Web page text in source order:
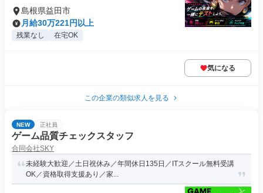
島根県益田市
月給30万221円以上
残業なし 在宅OK
気になる
この企業の類似求人を見る
NEW 正社員
ゲーム品質チェックスタッフ
合同会社SKY
未経験大歓迎／土日祝休み／年間休日135日／ITスクール無料受講
OK／資格取得支援あり／家...